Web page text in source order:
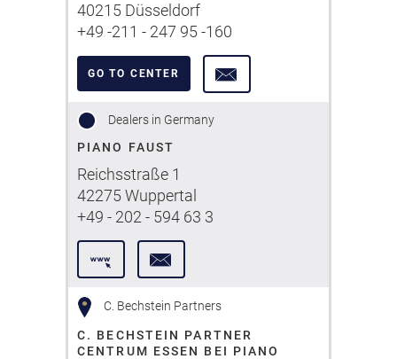
40215 Düsseldorf
+49 -211 - 247 95 -160
GO TO CENTER
Dealers in Germany
PIANO FAUST
Reichsstraße 1
42275 Wuppertal
+49 - 202 - 594 63 3
C. Bechstein Partners
C. BECHSTEIN PARTNER
CENTRUM ESSEN BEI PIANO